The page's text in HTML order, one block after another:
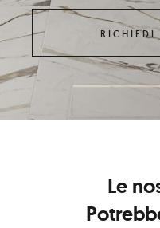
Le